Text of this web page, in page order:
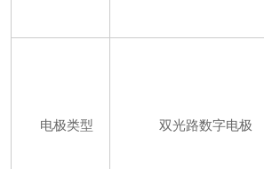
电极类型 双光路数字电极